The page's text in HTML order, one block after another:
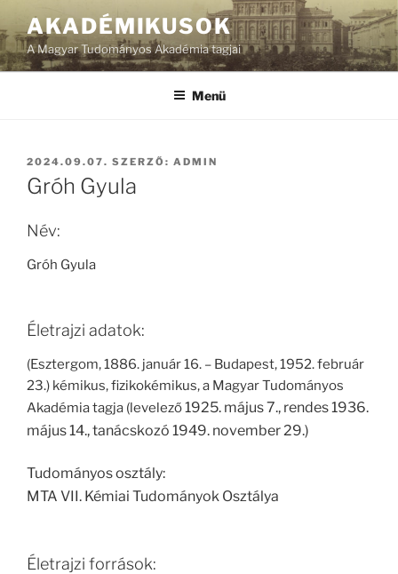
AKADÉMIKUSOK
A Magyar Tudományos Akadémia tagjai
Menü
BEKÜLDVE:
2024.09.07. SZERZŐ: ADMIN
Gróh Gyula
Név:
Gróh Gyula
Életrajzi adatok:
(Esztergom, 1886. január 16. – Budapest, 1952. február
23.) kémikus, fizikokémikus, a Magyar Tudományos
Akadémia tagja (levelező 1925. május 7., rendes 1936.
május 14., tanácskozó 1949. november 29.)
Tudományos osztály:
MTA VII. Kémiai Tudományok Osztálya
Életrajzi források: